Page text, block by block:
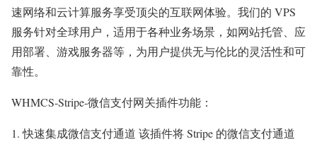
速网络和云计算服务享受顶尖的互联网体验。我们的 VPS
服务针对全球用户，适用于各种业务场景，如网站托管、应
用部署、游戏服务器等，为用户提供无与伦比的灵活性和可
靠性。
WHMCS-Stripe-微信支付网关插件功能：
快速集成微信支付通道 该插件将 Stripe 的微信支付通道